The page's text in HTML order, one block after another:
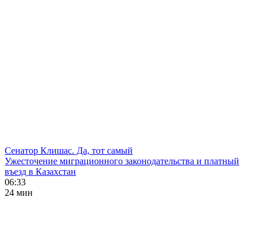
Сенатор Клишас. Да, тот самый
Ужесточение миграционного законодательства и платный
въезд в Казахстан
06:33
24 мин